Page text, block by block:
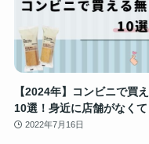
【2024年】コンビニで買
10選！身近に店舗がなく
2022年7月16日